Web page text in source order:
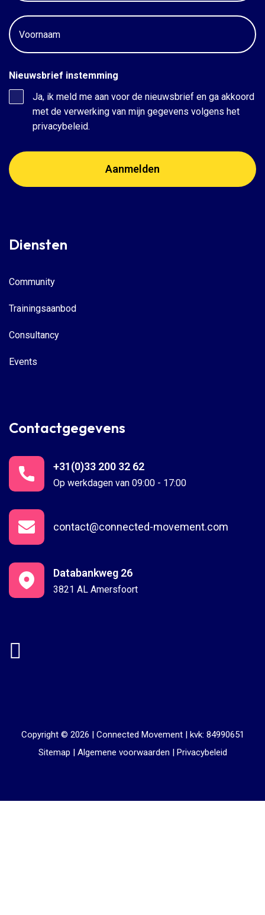
Voornaam
Nieuwsbrief instemming
Ja, ik meld me aan voor de nieuwsbrief en ga akkoord
met de verwerking van mijn gegevens volgens het
privacybeleid.
Diensten
Community
Trainingsaanbod
Consultancy
Events
Contactgegevens
Op werkdagen van 09:00 - 17:00
+31(0)33 200 32 62
contact@connected-movement.com
3821 AL Amersfoort
Databankweg 26
Copyright © 2026 | Connected Movement| kvk: 84990651
Sitemap | Algemene voorwaarden | Privacybeleid